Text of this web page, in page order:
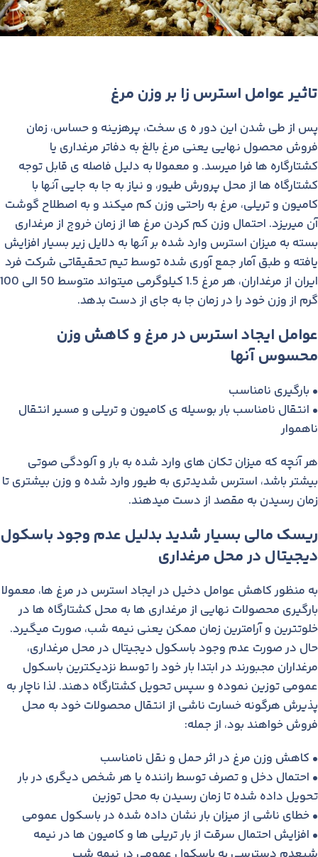
تاثیر عوامل استرس زا بر وزن مرغ
پس از طی شدن این دور ه ی سخت، پرهزینه و حساس، زمان
فروش محصول نهایی یعنی مرغ بالغ به دفاتر مرغداری یا
کشتارگاره ها فرا میرسد. و معمولا به دلیل فاصله ی قابل توجه
کشتارگاه ها از محل پرورش طیور، و نیاز به جا به جایی آنها با
کامیون و تریلی، مرغ به راحتی وزن کم میکند و به اصطلاح گوشت
آن میریزد. احتمال وزن کم کردن مرغ ها از زمان خروج از مرغداری
بسته به میزان استرس وارد شده بر آنها به دلایل زیر بسیار افزایش
یافته و طبق آمار جمع آوری شده توسط تیم تحقیقاتی شرکت فرد
ایران از مرغداران، هر مرغ 1.5 کیلوگرمی میتواند متوسط 50 الی 100
گرم از وزن خود را در زمان جا به جای از دست بدهد.
عوامل ایجاد استرس در مرغ و کاهش وزن
محسوس آنها
• بارگیری نامناسب
• انتقال نامناسب بار بوسیله ی کامیون و تریلی و مسیر انتقال
ناهموار
هر آنچه که میزان تکان های وارد شده به بار و آلودگی صوتی
بیشتر باشد، استرس شدیدتری به طیور وارد شده و وزن بیشتری تا
زمان رسیدن به مقصد از دست میدهند.
ریسک مالی بسیار شدید بدلیل عدم وجود باسکول
دیجیتال در محل مرغداری
به منظور کاهش عوامل دخیل در ایجاد استرس در مرغ ها، معمولا
بارگیری محصولات نهایی از مرغداری ها به محل کشتارگاه ها در
خلوتترین و آرامترین زمان ممکن یعنی نیمه شب، صورت میگیرد.
حال در صورت عدم وجود باسکول دیجیتال در محل مرغداری،
مرغداران مجبورند در ابتدا بار خود را توسط نزدیکترین باسکول
عمومی توزین نموده و سپس تحویل کشتارگاه دهند. لذا ناچار به
پذیرش هرگونه خسارت ناشی از انتقال محصولات خود به محل
فروش خواهند بود، از جمله:
• کاهش وزن مرغ در اثر حمل و نقل نامناسب
• احتمال دخل و تصرف توسط راننده یا هر شخص دیگری در بار
تحویل داده شده تا زمان رسیدن به محل توزین
• خطای ناشی از میزان بار نشان داده شده در باسکول عمومی
• افزایش احتمال سرقت از بار تریلی ها و کامیون ها در نیمه